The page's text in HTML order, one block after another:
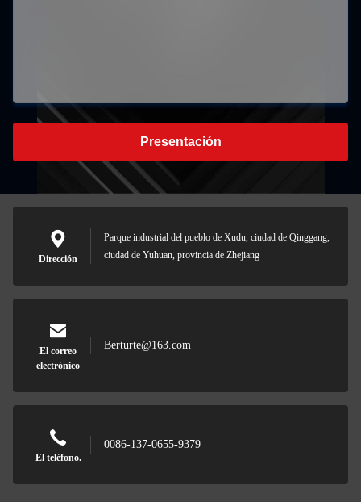
Presentación
Dirección
Parque industrial del pueblo de Xudu, ciudad de Qinggang,
ciudad de Yuhuan, provincia de Zhejiang
El correo
electrónico
Berturte@163.com
El teléfono.
0086-137-0655-9379